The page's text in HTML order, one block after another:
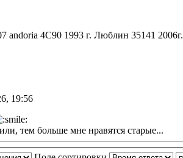
andoria 4C90 1993 г. Люблин 35141 2006г.
19:56
тем больше мне нравятся старые...